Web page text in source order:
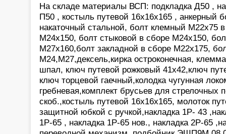
На складе материалы ВСП: подкладка Д50 ,
П50 , костыль путевой 16х16х165 , анкерный
накаточный стальной, болт клемный М22х75
М24х150, болт стыковой в сборе М24х150,
М27х160,болт закладной в сборе М22х175,
М24,М27,дексель,кирка остроконечная,
шпал, ключ путевой рожковый 41х42,ключ
ключ торцевой гаечный,колодка чугунная
гребневая,комплект брусьев для стрелочных
скоб.,костыль путевой 16х16х165, молоток
защитной юбкой с ручкой,накладка 1Р- 43
1Р-65 , накладка 1Р-65 нов., накладка 2Р-65